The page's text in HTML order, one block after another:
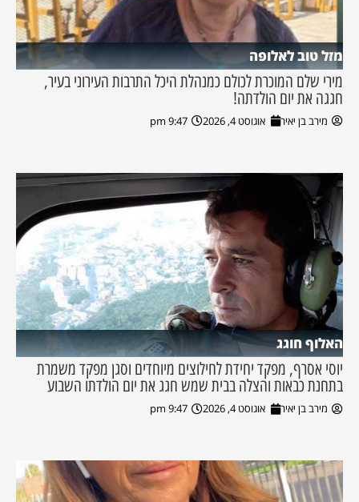
מזל טוב לאלופה
מירי שלם המוכרת לכולם כמנהלת היכל התרבות העירוני בעיר,
חגגה את יום הולדתה!
מירב בן יאיר אוגוסט 4, 2026 9:47 pm
האלוף חוגג
יוסי אסרף, מפקד יחידת לחילוצים מיוחדים וסגן מפקד משמרת
בתחנת כבאות והצלה בבית שמש חגג את יום הולדתו השבוע
מירב בן יאיר אוגוסט 4, 2026 9:47 pm